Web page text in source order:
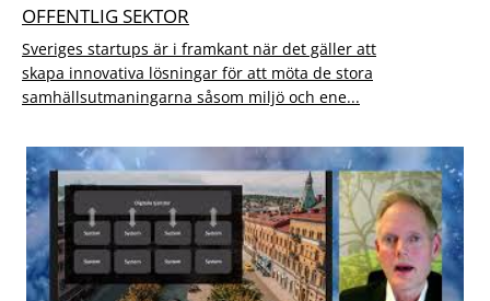
OFFENTLIG SEKTOR
Sveriges startups är i framkant när det gäller att
skapa innovativa lösningar för att möta de stora
samhällsutmaningarna såsom miljö och ene...